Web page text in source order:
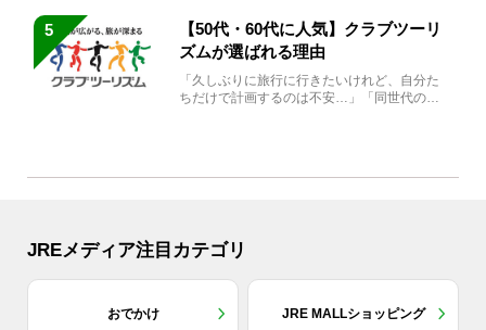
5
【50代・60代に人気】クラブツーリ
ズムが選ばれる理由
「久しぶりに旅行に行きたいけれど、自分た
ちだけで計画するのは不安…」「同世代の方
JREメディア注目カテゴリ
おでかけ JRE MALLショッピング